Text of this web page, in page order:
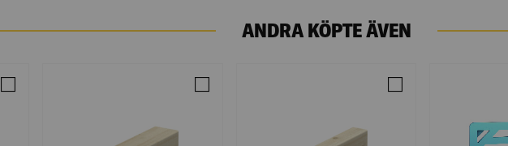
ANDRA KÖPTE ÄVEN
Jämför MONTAGELIM SUPERFIX+ VIT 300ML CASCOJämför 45X70 BYGGREGEL C14 GRAN 2,5M RAW
Jämför 45X45